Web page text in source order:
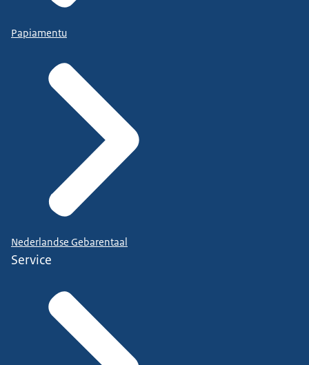
Papiamentu
Nederlandse Gebarentaal
Service